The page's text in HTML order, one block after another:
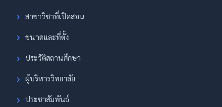
สาขาวิชาที่เปิดสอน
ขนาดและที่ตั้ง
ประวัติสถานศึกษา
ผู้บริหารวิทยาลัย
ประชาสัมพันธ์